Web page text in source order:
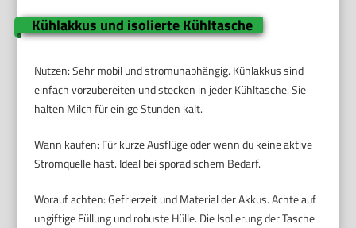
Kühlakkus und isolierte Kühltasche
Nutzen: Sehr mobil und stromunabhängig. Kühlakkus sind
einfach vorzubereiten und stecken in jeder Kühltasche. Sie
halten Milch für einige Stunden kalt.
Wann kaufen: Für kurze Ausflüge oder wenn du keine aktive
Stromquelle hast. Ideal bei sporadischem Bedarf.
Worauf achten: Gefrierzeit und Material der Akkus. Achte auf
ungiftige Füllung und robuste Hülle. Die Isolierung der Tasche